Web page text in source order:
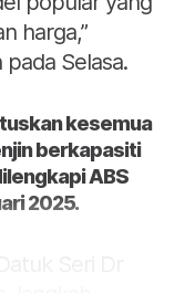
harga,”
Selasa.
kesemua
berkapasiti
ABS
2025.